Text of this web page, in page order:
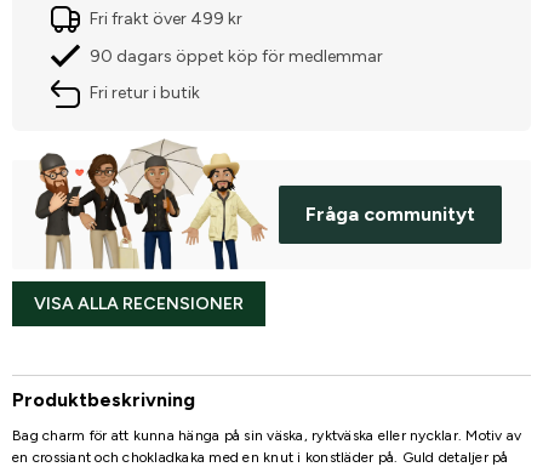
Fri frakt över 499 kr
90 dagars öppet köp för medlemmar
Fri retur i butik
Fråga communityt
VISA ALLA RECENSIONER
Produktbeskrivning
Bag charm för att kunna hänga på sin väska, ryktväska eller nycklar. Motiv av
en crossiant och chokladkaka med en knut i konstläder på. Guld detaljer på